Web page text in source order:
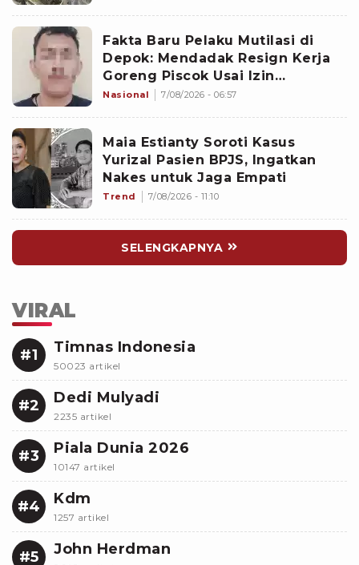
Fakta Baru Pelaku Mutilasi di
Depok: Mendadak Resign Kerja
Goreng Piscok Usai Izin
Interview di Mal
Nasional 7/08/2026 - 06:57
Maia Estianty Soroti Kasus
Yurizal Pasien BPJS, Ingatkan
Nakes untuk Jaga Empati
Trend 7/08/2026 - 11:10
SELENGKAPNYA
VIRAL
#1 Timnas Indonesia
50023 artikel
#2 Dedi Mulyadi
2235 artikel
#3 Piala Dunia 2026
10147 artikel
#4 Kdm
1257 artikel
#5 John Herdman